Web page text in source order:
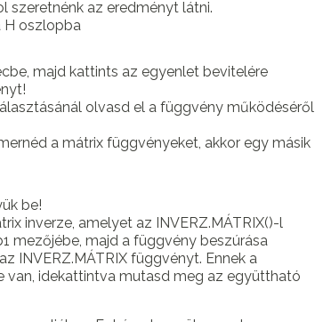
szeretnénk az eredményt látni.
H oszlopba
majd kattints az egyenlet bevitelére
olvasd el a függvény működéséről
a mátrix függvényeket, akkor egy másik
be!
inverze, amelyet az INVERZ.MÁTRIX()-l
mezőjébe, majd a függvény beszúrása
INVERZ.MÁTRIX függvényt. Ennek a
idekattintva mutasd meg az együttható